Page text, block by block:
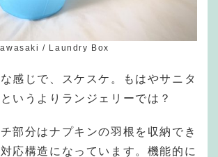
/ Laundry Box
感じで、スケスケ。もはやサニタ
いうよりランジェリーでは？
部分はナプキンの羽根を収納でき
応構造になっています。機能的に